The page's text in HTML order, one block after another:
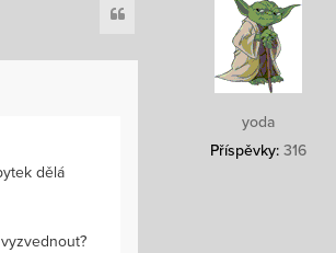
yoda
Příspěvky: 316
dělá